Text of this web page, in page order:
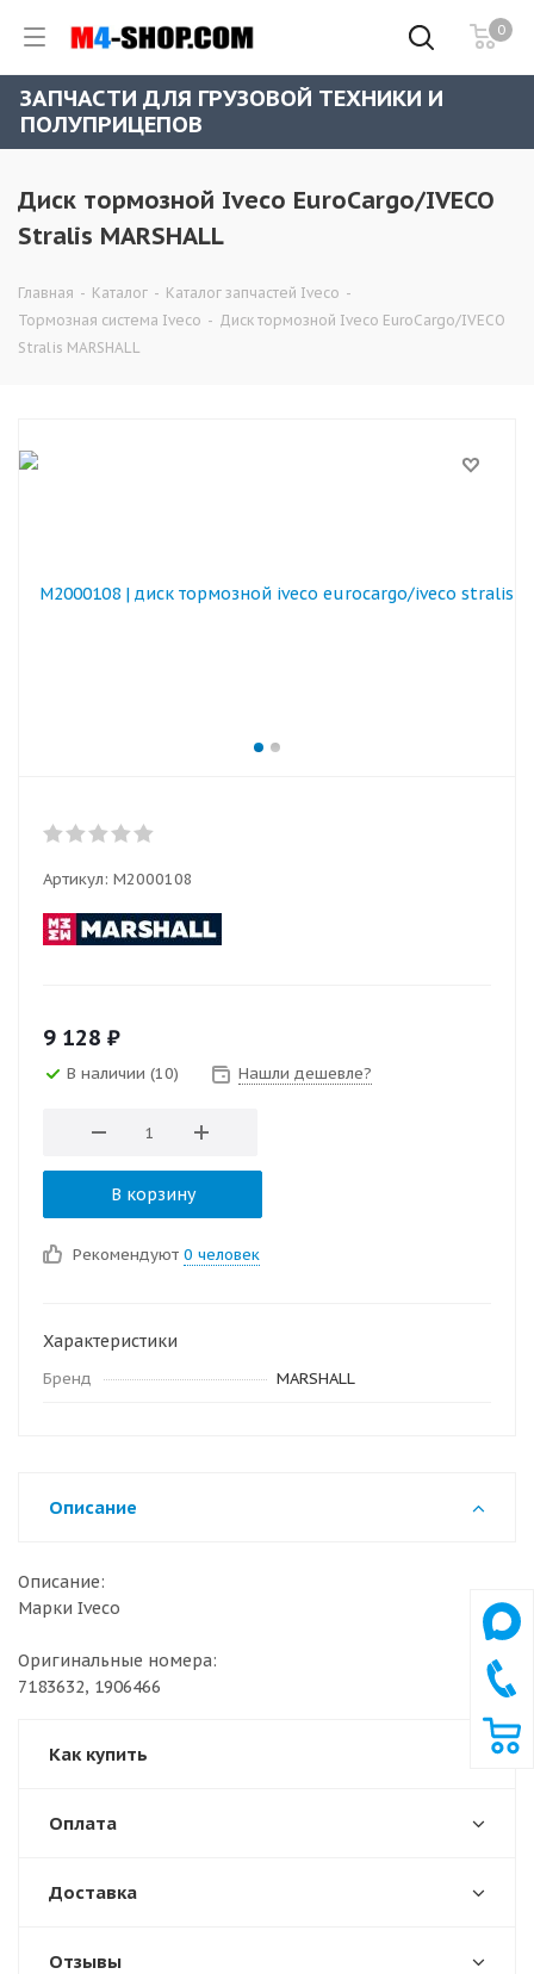
0
ЗАПЧАСТИ ДЛЯ ГРУЗОВОЙ ТЕХНИКИ И
ПОЛУПРИЦЕПОВ
Диск тормозной Iveco EuroCargo/IVECO
Stralis MARSHALL
Главная - Каталог - Каталог запчастей Iveco -
Тормозная система Iveco - Диск тормозной Iveco EuroCargo/IVECO
Stralis MARSHALL
Артикул: M2000108
9 128 ₽
В наличии (10) Нашли дешевле?
В корзину
Рекомендуют 0 человек
Характеристики
Бренд MARSHALL
Описание
Описание:
Марки Iveco
Оригинальные номера:
7183632, 1906466
Как купить
Оплата
Доставка
Отзывы